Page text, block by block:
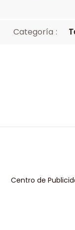
Categoría :
Centro de